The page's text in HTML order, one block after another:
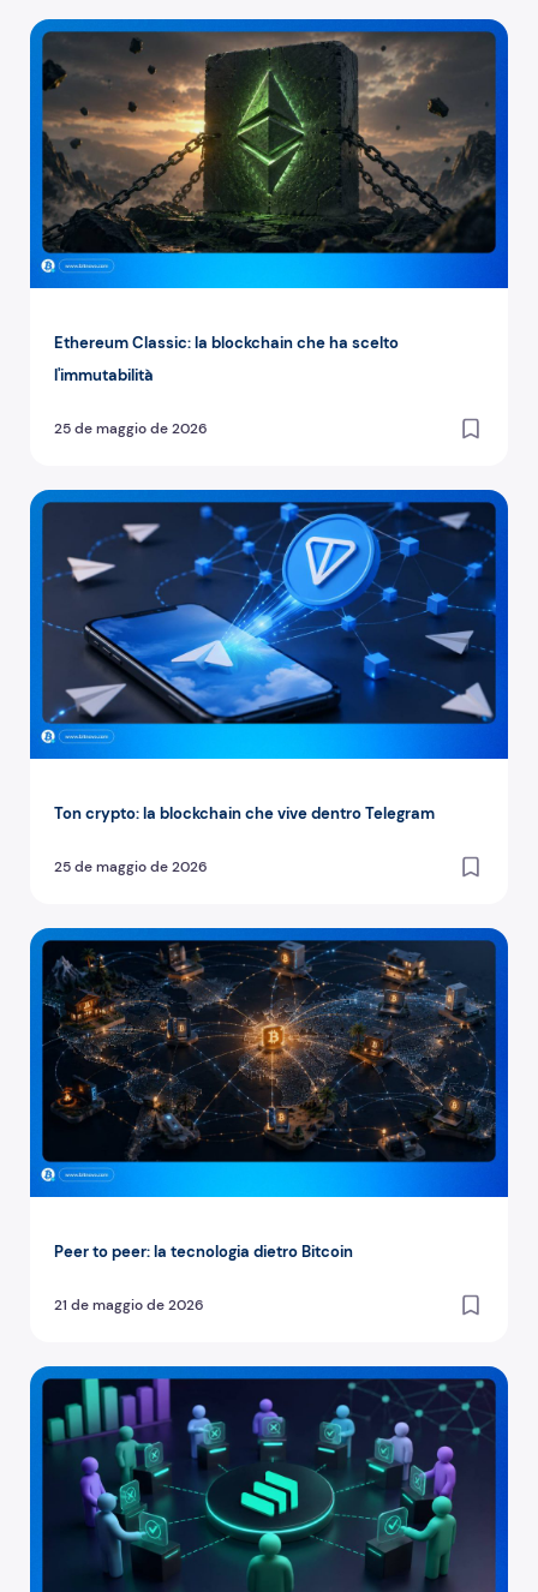
Ethereum Classic: la blockchain che ha scelto
l'immutabilità
25 de maggio de 2026
Ethereum Classic: la blockchain che ha scelto
Ton crypto: la blockchain che vive dentro Telegram
25 de maggio de 2026
Ton crypto: la blockchain che vive dentro Telegram
Peer to peer: la tecnologia dietro Bitcoin
21 de maggio de 2026
Peer to peer: la tecnologia dietro Bitcoin
Come gli utenti di Compound (COMP) decidono il futuro